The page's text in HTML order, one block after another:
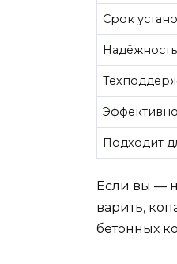
Срок
Надёжность
Подходит
Если вы —
варить,
бетонных